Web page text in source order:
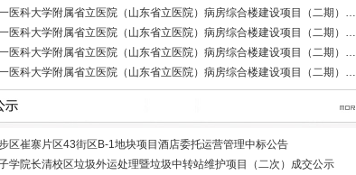
医科大学附属省立医院（山东省立医院）病房综合楼建设项目（二期）…
医科大学附属省立医院（山东省立医院）病房综合楼建设项目（二期）…
医科大学附属省立医院（山东省立医院）病房综合楼建设项目（二期）…
医科大学附属省立医院（山东省立医院）病房综合楼建设项目（二期）…
区崔寨片区43街区B-1地块项目酒店委托运营管理中标公告
学院长清校区垃圾外运处理暨垃圾中转站维护项目（二次）成交公示